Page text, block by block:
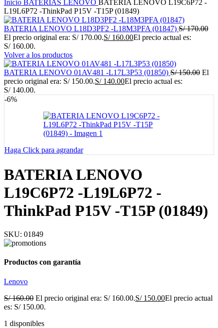
Inicio BATERÍAS LENOVO BATERIA LENOVO L19C6P72 -
L19L6P72 -ThinkPad P15V -T15P (01849)
BATERIA LENOVO L18D3PF2 -L18M3PFA (01847) S/170.00
El precio original era: S/ 170.00.S/160.00El precio actual es:
S/ 160.00.
Volver a los productos
BATERIA LENOVO 01AV481 -L17L3P53 (01850) S/150.00 El
precio original era: S/ 150.00.S/140.00El precio actual es:
S/ 140.00.
-6%
Haga Click para agrandar
BATERIA LENOVO
L19C6P72 -L19L6P72 -
ThinkPad P15V -T15P (01849)
SKU: 01849
Productos con garantía
Lenovo
S/160.00 El precio original era: S/ 160.00.S/150.00El precio actual
es: S/ 150.00.
1 disponibles